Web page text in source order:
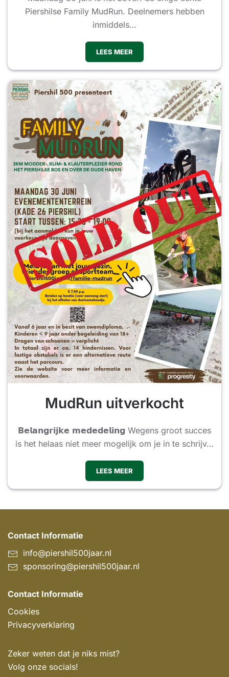
Piershilse Family MudRun. Deelnemers hebben
inmiddels…
LEES MEER
MudRun uitverkocht
𝗕𝗲𝗹𝗮𝗻𝗴𝗿𝗶𝗷𝗸𝗲 𝗺𝗲𝗱𝗲𝗱𝗲𝗹𝗶𝗻𝗴 Wegens groot succes
is het helaas niet meer mogelijk om je in te schrijv…
LEES MEER
Contact Informatie
info@piershil500jaar.nl
sponsoring@piershil500jaar.nl
Contact Informatie
Cookies
Privacyverklaring
Zeker weten dat je niks mist?
Volg onze socials!